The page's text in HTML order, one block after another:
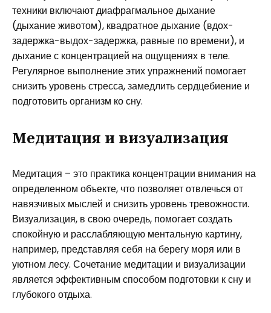
техники включают диафрагмальное дыхание
(дыхание животом), квадратное дыхание (вдох-
задержка-выдох-задержка, равные по времени), и
дыхание с концентрацией на ощущениях в теле.
Регулярное выполнение этих упражнений помогает
снизить уровень стресса, замедлить сердцебиение и
подготовить организм ко сну.
Медитация и визуализация
Медитация – это практика концентрации внимания на
определенном объекте, что позволяет отвлечься от
навязчивых мыслей и снизить уровень тревожности.
Визуализация, в свою очередь, помогает создать
спокойную и расслабляющую ментальную картину,
например, представляя себя на берегу моря или в
уютном лесу. Сочетание медитации и визуализации
является эффективным способом подготовки к сну и
глубокого отдыха.